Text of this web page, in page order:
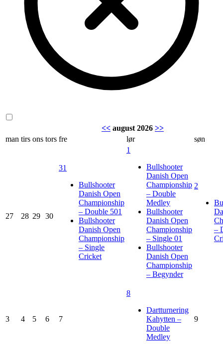
<< august 2026 >>
man tirs ons tors fre lør søn
27 28 29 30
31
Bullshooter
Danish Open
Championship
– Double 501
Bullshooter
Danish Open
Championship
– Single
Cricket
1
Bullshooter
Danish Open
Championship
– Double
Medley
Bullshooter
Danish Open
Championship
– Single 01
Bullshooter
Danish Open
Championship
– Begynder
2
–
3 4 5 6 7
8
Dartturnering
Kahytten –
Double
Medley
9